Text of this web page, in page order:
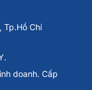
Tp.Hồ Chí
doanh. Cấp